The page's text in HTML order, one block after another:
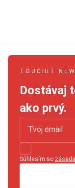
TOUCHIT
Dostávaj
ako prvý.
Súhlasím so